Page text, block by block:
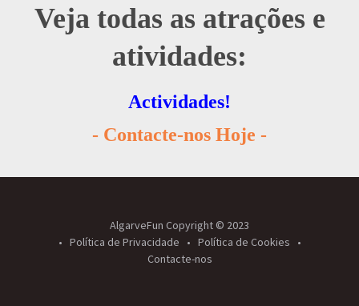
Veja todas as atrações e
atividades:
Actividades!
- Contacte-nos Hoje -
AlgarveFun Copyright © 2023
Política de Privacidade
Política de Cookies
Contacte-nos